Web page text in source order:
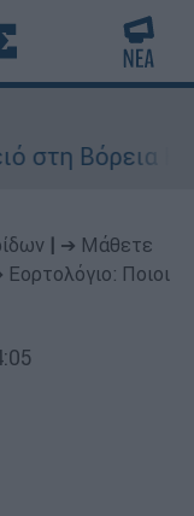
στη Βόρεια
➔ Μάθετε
Εορτολόγιο: Ποιοι